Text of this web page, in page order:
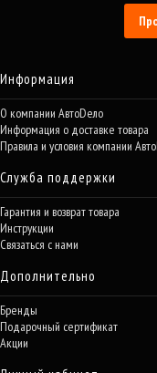
Информация
О компании АвтоDело
Информация о доставке товара
Правила и условия компании
Служба поддержки
Гарантия и возврат товара
Инструкции
Связаться с нами
Дополнительно
Бренды
Подарочный сертификат
Акции